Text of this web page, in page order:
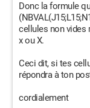
Donc la formule
cellules non vides
x ou X.
Ceci dit, si tes
répondra à ton
cordialement